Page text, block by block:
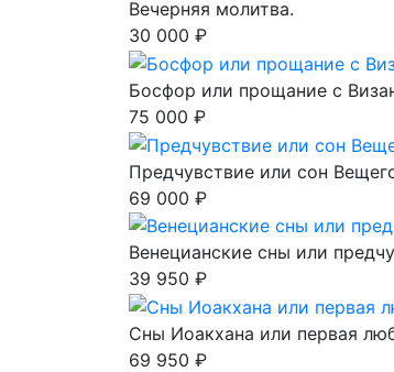
Вечерняя молитва.
30 000 ₽
Босфор или прощание с
75 000 ₽
Предчувствие или сон
69 000 ₽
Венецианские сны или
39 950 ₽
Сны Иоакхана или первая
69 950 ₽